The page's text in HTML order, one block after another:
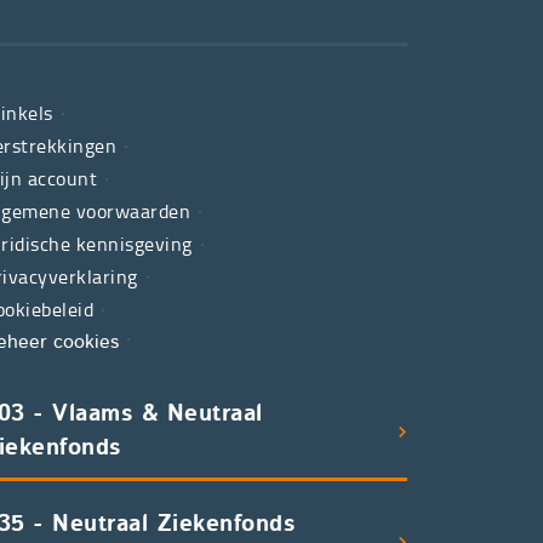
account
voorwaarden
kennisgeving
cookies
- Vlaams & Neutraal
- Neutraal Ziekenfonds